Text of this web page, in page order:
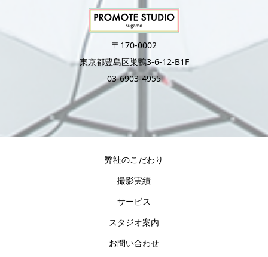
〒170-0002
東京都豊島区巣鴨3-6-12-B1F
03-6903-4955
弊社のこだわり
撮影実績
サービス
スタジオ案内
お問い合わせ